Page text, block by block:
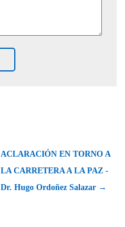
ACLARACIÓN EN TORNO A
LA CARRETERA A LA PAZ -
Dr. Hugo Ordoñez Salazar →